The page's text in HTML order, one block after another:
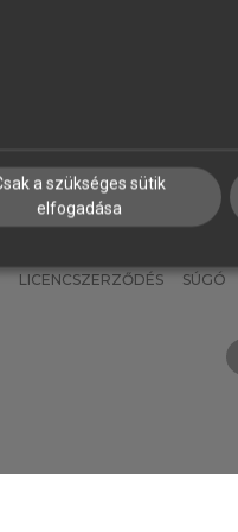
LICENCSZERZŐDÉS SÚGÓ
a szükséges sütik
elfogadása